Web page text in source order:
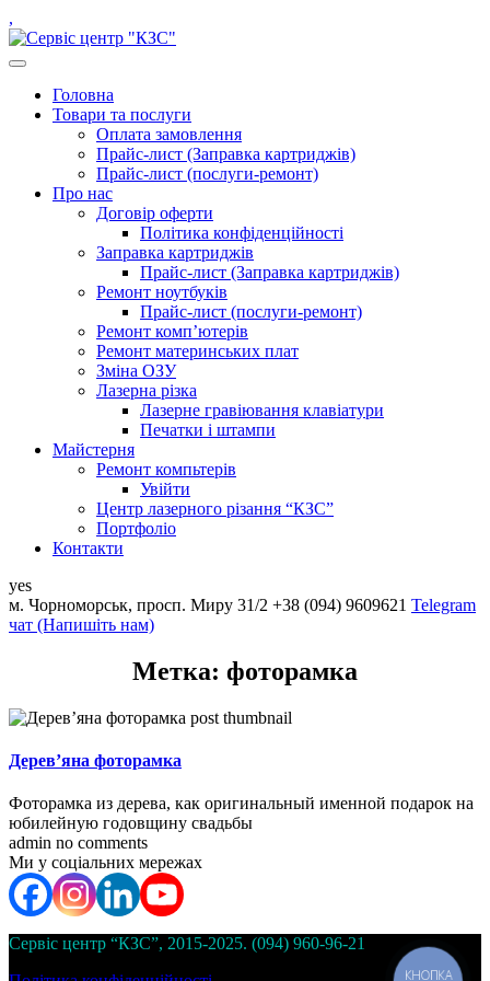
to
content
,
open
button
Close
button
Головна
Товари та послуги
Оплата замовлення
Прайс-лист (Заправка картриджів)
Прайс-лист (послуги-ремонт)
Про нас
Договір оферти
Політика конфіденційності
Заправка картриджів
Прайс-лист (Заправка картриджів)
Ремонт ноутбуків
Прайс-лист (послуги-ремонт)
Ремонт комп’ютерів
Ремонт материнських плат
Зміна ОЗУ
Лазерна різка
Лазерне гравіювання клавіатури
Печатки і штампи
Майстерня
Ремонт компьтерів
Увійти
Центр лазерного різання “КЗС”
Портфоліо
Контакти
yes
м. Чорноморськ, просп. Миру 31/2 +38 (094) 9609621 Telеgram
чат (Напишіть нам)
Метка: фоторамка
Дерев’яна фоторамка
Фоторамка из дерева, как оригинальный именной подарок на
юбилейную годовщину свадьбы
admin no comments
Ми у соціальних мережах
Сервіс центр “КЗС”, 2015-2025. (094) 960-96-21
КНОПКА